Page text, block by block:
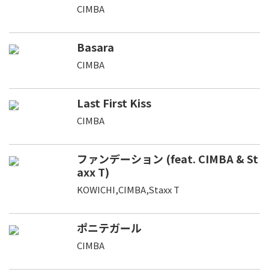
CIMBA
Basara
CIMBA
Last First Kiss
CIMBA
ファンデーション (feat. CIMBA & St
axx T)
KOWICHI,CIMBA,Staxx T
ポニテガール
CIMBA